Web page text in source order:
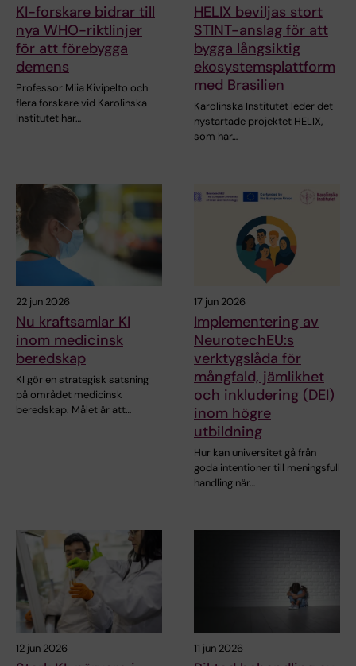
KI-forskare bidrar till
nya WHO-riktlinjer
för att förebygga
demens
Professor Miia Kivipelto och
flera forskare vid Karolinska
Institutet har…
HELIX beviljas stort
STINT-anslag för att
bygga långsiktig
ekosystemsplattform
med Brasilien
Karolinska Institutet leder det
nystartade projektet HELIX,
som har…
22 jun 2026
Nu kraftsamlar KI
inom medicinsk
beredskap
KI gör en strategisk satsning
på området medicinsk
beredskap. Målet är att…
17 jun 2026
Implementering av
NeurotechEU:s
verktygslåda för
mångfald, jämlikhet
och inkludering (DEI)
inom högre
utbildning
Hur kan universitet gå från
goda intentioner till meningsfull
handling när…
12 jun 2026 11 jun 2026